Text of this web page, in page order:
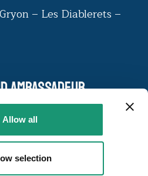
Allow all
selection
– Les Diablerets –
AMBASSADEUR
VAUD AMBASSADEUR
eine Gemeinschaft von
mit einem Label versehen